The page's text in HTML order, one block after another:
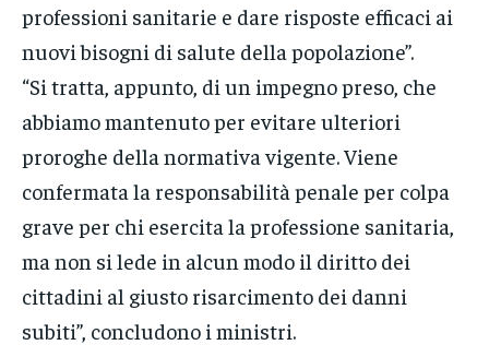
professioni sanitarie e dare risposte efficaci ai
nuovi bisogni di salute della popolazione”.
“Si tratta, appunto, di un impegno preso, che
abbiamo mantenuto per evitare ulteriori
proroghe della normativa vigente. Viene
confermata la responsabilità penale per colpa
grave per chi esercita la professione sanitaria,
ma non si lede in alcun modo il diritto dei
cittadini al giusto risarcimento dei danni
subiti”, concludono i ministri.